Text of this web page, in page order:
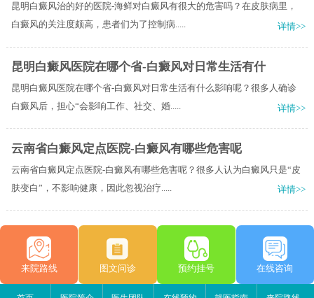
昆明白癜风治的好的医院-海鲜对白癜风有很大的危害吗？在皮肤病里，
白癜风的关注度颇高，患者们为了控制病.....
详情>>
昆明白癜风医院在哪个省-白癜风对日常生活有什
昆明白癜风医院在哪个省-白癜风对日常生活有什么影响呢？很多人确诊
白癜风后，担心“会影响工作、社交、婚.....
详情>>
云南省白癜风定点医院-白癜风有哪些危害呢
云南省白癜风定点医院-白癜风有哪些危害呢？很多人认为白癜风只是“皮
肤变白”，不影响健康，因此忽视治疗.....
详情>>
来院路线 图文问诊 预约挂号 在线咨询